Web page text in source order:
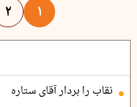
۱ ۲
نقاب را بردار آقای ستاره